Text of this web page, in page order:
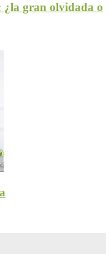
¿la gran olvidada o